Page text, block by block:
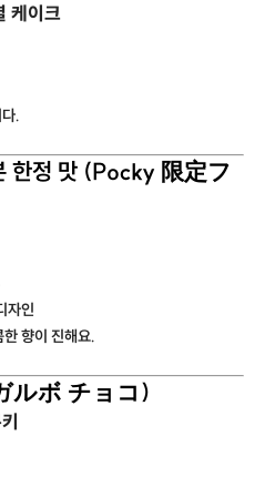
케이크
.
한정 맛 (Pocky 限定フ
자인
한 향이 진해요.
ルボ チョコ)